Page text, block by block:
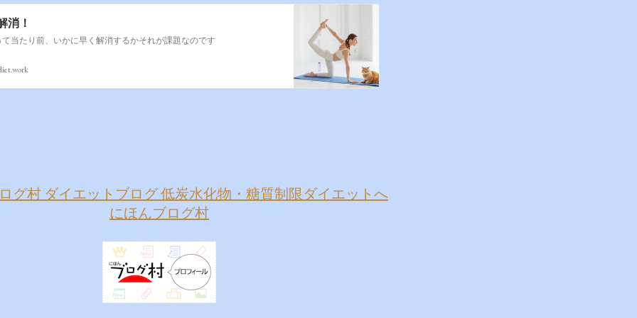
消！
当たり前、いかに早く解消するかそれが課題なのです
にほんブログ村